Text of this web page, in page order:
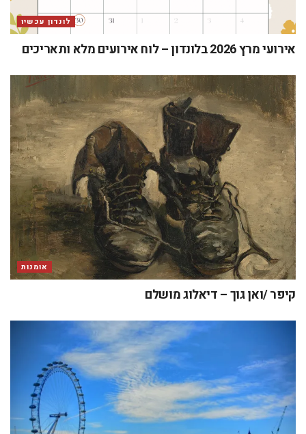
לונדון עכשיו
אירועי מרץ 2026 בלונדון – לוח אירועים מלא ותאריכים
אומנות
קיפר /ואן גוך – דיאלוג מושלם